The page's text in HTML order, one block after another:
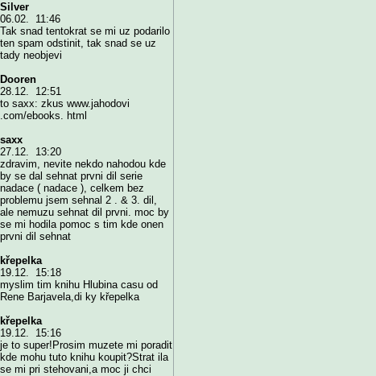
Silver
06.02. 11:46
Tak snad tentokrat se mi uz podarilo
ten spam odstinit, tak snad se uz
tady neobjevi
Dooren
28.12. 12:51
to saxx: zkus www.jahodovi
.com/ebooks. html
saxx
27.12. 13:20
zdravim, nevite nekdo nahodou kde
by se dal sehnat prvni dil serie
nadace ( nadace ), celkem bez
problemu jsem sehnal 2 . & 3. dil,
ale nemuzu sehnat dil prvni. moc by
se mi hodila pomoc s tim kde onen
prvni dil sehnat
křepelka
19.12. 15:18
myslim tim knihu Hlubina casu od
Rene Barjavela,di ky křepelka
křepelka
19.12. 15:16
je to super!Prosim muzete mi poradit
kde mohu tuto knihu koupit?Strat ila
se mi pri stehovani,a moc ji chci